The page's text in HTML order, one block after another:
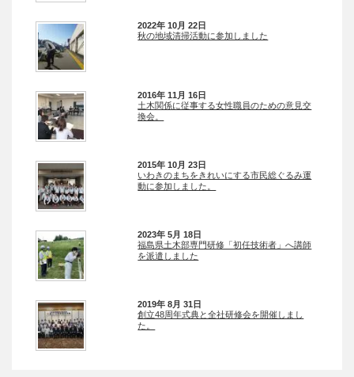
2022年 10月 22日
秋の地域清掃活動に参加しました
2016年 11月 16日
土木関係に従事する女性職員のための意見交
換会。
2015年 10月 23日
いわきのまちをきれいにする市民総ぐるみ運
動に参加しました。
2023年 5月 18日
福島県土木部専門研修「初任技術者」へ講師
を派遣しました
2019年 8月 31日
創立48周年式典と全社研修会を開催しまし
た。